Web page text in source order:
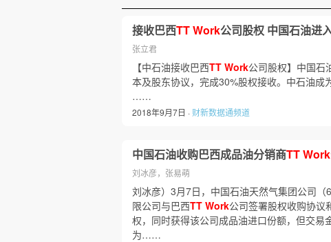
接收巴西TTWork公司股权 中国石油进
张立君
【中石油接收巴西TT Work公司股权】中国石
本及股东协议，完成30%股权接收。中石油成
……
2018年9月7日 · 财新数据通频道
中国石油收购巴西成品油分销商TTWork
刘冰彦，张易萌
刘冰彦）3月7日，中国石油天然气集团公司
限公司与巴西TT Work公司签署股权收购协议
权，同时获得该公司成品油进口份额，但交
为……